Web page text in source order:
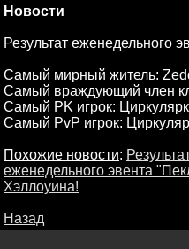
Новости
Результат еженедельного
Самый мирный житель:
Самый враждующий член
Самый PK игрок:
Самый PvP игрок:
Похожие новости:
еженедельного эвента
Хэллоуина!
Назад